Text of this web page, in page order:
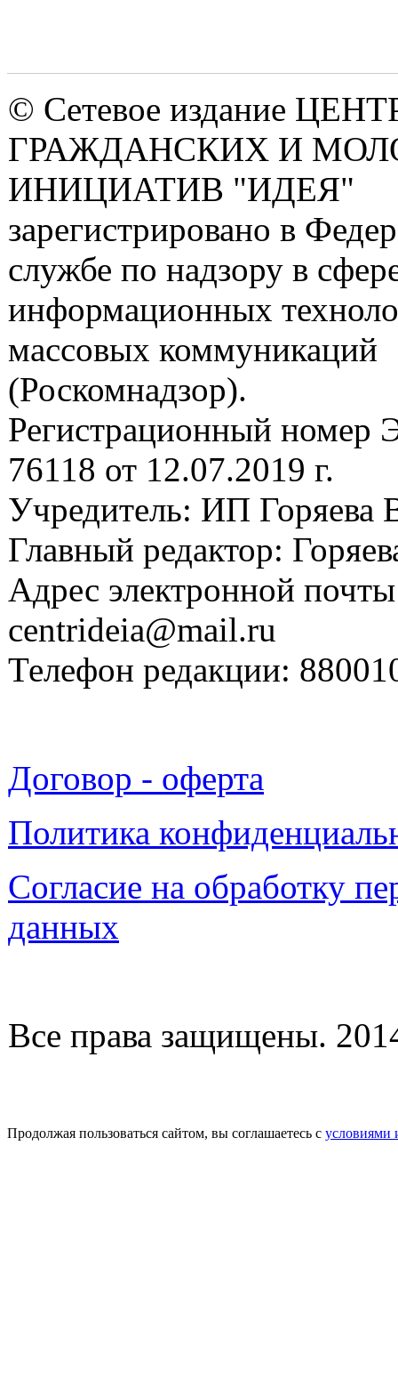
© Сетевое издание
ГРАЖДАНСКИХ И
ИНИЦИАТИВ "ИДЕЯ"
зарегистрировано в
службе по надзору в
информационных
массовых коммуникаций
(Роскомнадзор).
Регистрационный
76118 от 12.07.2019 г.
Учредитель: ИП Горяева
Главный редактор:
Адрес электронной
centrideia@mail.ru
Телефон редакции:
Договор - оферта
Политика
Согласие на обработку
данных
Все права защищены.
Продолжая пользоваться сайтом, вы соглашаетесь с условиями